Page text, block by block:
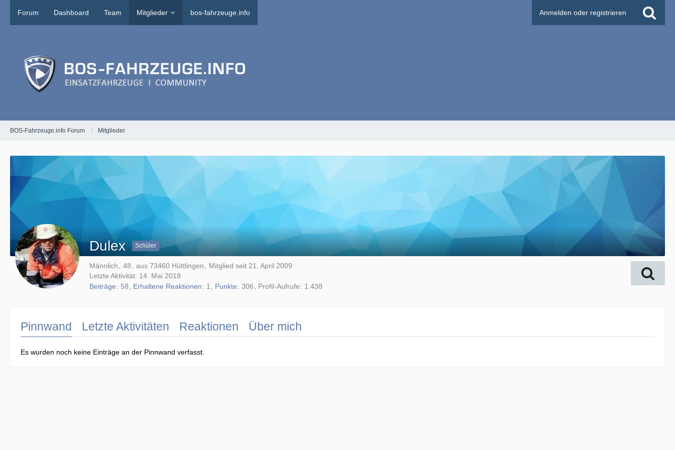
Forum Dashboard Team Mitglieder bos-fahrzeuge.info Anmelden oder registrieren
BOS-Fahrzeuge.info Forum Mitglieder
Dulex Schüler
Männlich 48 aus 73460 Hüttlingen
Mitglied seit 21. April 2009
Letzte Aktivität: 14. Mai 2018
Beiträge
58 Erhaltene Reaktionen 1 Punkte 306 Profil-Aufrufe 1.438
Pinnwand Letzte Aktivitäten Reaktionen Über mich
Es wurden noch keine Einträge an der Pinnwand verfasst.